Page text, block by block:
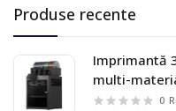
Produse recente
Imprimantă
multi-
Combo
0